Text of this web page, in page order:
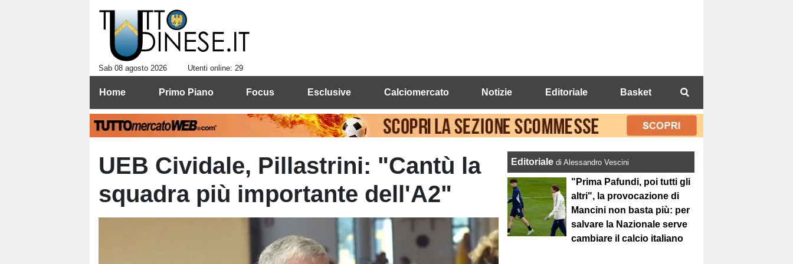
Sab 08 agosto 2026 Utenti online: 29
Home Primo Piano Focus Esclusive Calciomercato Notizie Editoriale Basket
UEB Cividale, Pillastrini: "Cantù la
squadra più importante dell'A2"
Editorialedi Alessandro Vescini
"Prima Pafundi, poi tutti gli
altri", la provocazione di
Mancini non basta più: per
salvare la Nazionale serve
cambiare il calcio italiano